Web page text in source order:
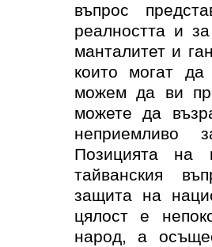
въпрос
реалността и
манталитет и
които могат
можем да ви
можете да
неприемливо
Позицията на
тайванския
защита на
цялост е
народ, а